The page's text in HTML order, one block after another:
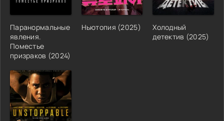
Паранормальные
явления.
Поместье
призраков (2024)
Ньютопия (2025)
Холодный
детектив (2025)